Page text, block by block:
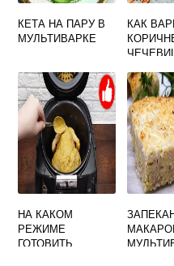
КЕТА НА ПАРУ В
МУЛЬТИВАРКЕ
КАК
НА КАКОМ
РЕЖИМЕ
ГОТОВИТЬ